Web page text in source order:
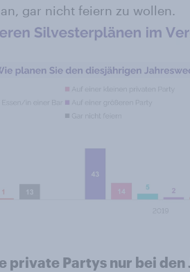
gar nicht feiern zu wollen.
private Partys nur bei